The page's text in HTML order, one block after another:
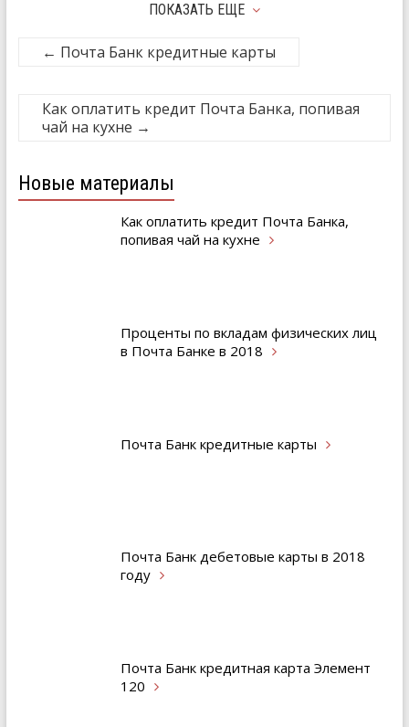
ПОКАЗАТЬ ЕЩЕ
← Почта Банк кредитные карты
Как оплатить кредит Почта Банка, попивая
чай на кухне →
Новые материалы
Как оплатить кредит Почта Банка,
попивая чай на кухне
Проценты по вкладам физических лиц
в Почта Банке в 2018
Почта Банк кредитные карты
Почта Банк дебетовые карты в 2018
году
Почта Банк кредитная карта Элемент
120